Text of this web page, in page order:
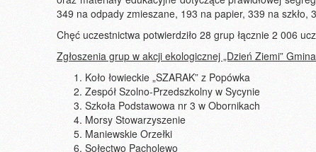
349 na odpady zmieszane, 193 na papier, 339 na szkło,
Chęć uczestnictwa potwierdziło 28 grup łącznie 2 006
Zgłoszenia grup w akcji ekologicznej „Dzień Ziemi”
Koło łowieckie „SZARAK” z Popówka
Zespół Szolno-Przedszkolny w Sycynie
Szkoła Podstawowa nr 3 w Obornikach
Morsy Stowarzyszenie
Maniewskie Orzełki
Sołectwo Pacholewo